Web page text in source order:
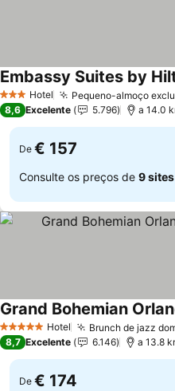
3 EstrelasHotel Pequeno-almoço
Embassy Suites by
8,6 Excelente 5.796 a 14.0
De € 157
Consulte os preços de 9 sites
5 Estrelas Hotel Brunch de jazz
Ver preços
8,7 Excelente 6.146 a 13.8
De € 174